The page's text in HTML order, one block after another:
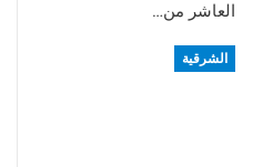
العاشر من…
الشرقية